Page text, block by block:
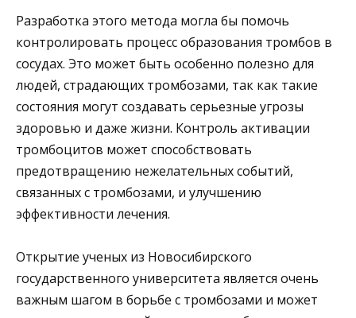
Разработка этого метода могла бы помочь
контролировать процесс образования тромбов в
сосудах. Это может быть особенно полезно для
людей, страдающих тромбозами, так как такие
состояния могут создавать серьезные угрозы
здоровью и даже жизни. Контроль активации
тромбоцитов может способствовать
предотвращению нежелательных событий,
связанных с тромбозами, и улучшению
эффективности лечения.
Открытие ученых из Новосибирского
государственного университета является очень
важным шагом в борьбе с тромбозами и может